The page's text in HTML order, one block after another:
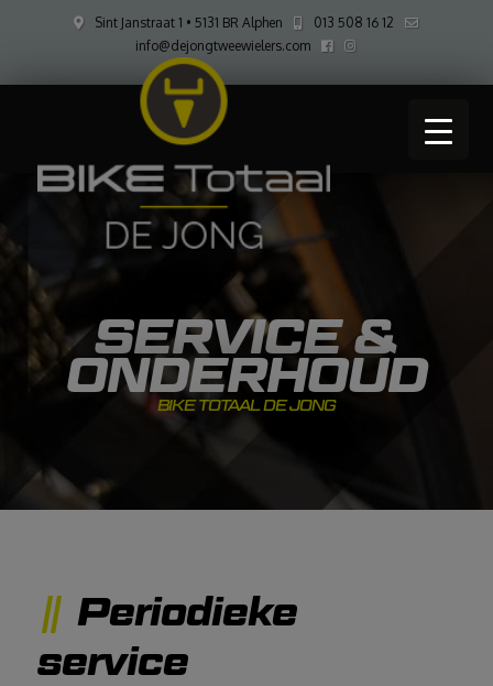
Sint Janstraat 1 • 5131 BR Alphen
013 508 16 12
info@dejongtweewielers.com
SERVICE &
ONDERHOUD
BIKE TOTAAL DE JONG
Periodieke
service